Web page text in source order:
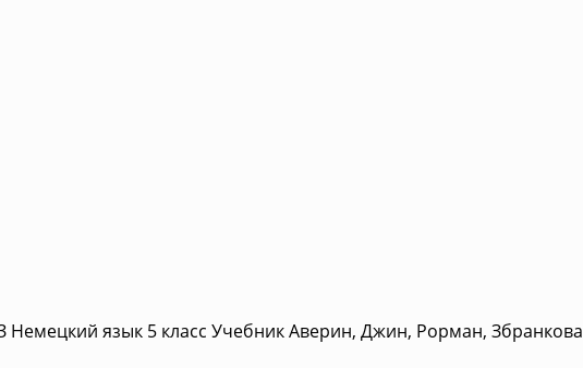
Немецкий язык 5 класс Учебник Аверин, Джин, Рорман, Збранкова